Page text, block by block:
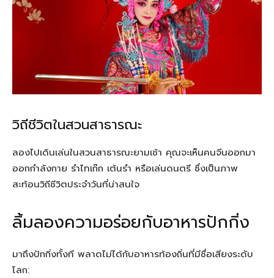
วิถีชีวิตในสวนสาธารณะ
ลองไปเดินเล่นในสวนสาธารณะยามเช้า คุณจะเห็นคนจีนออกมา
ออกกำลังกาย รำไทเก๊ก เต้นรำ หรือเล่นดนตรี ซึ่งเป็นภาพ
สะท้อนวิถีชีวิตประจำวันที่น่าสนใจ
ลิ้มลองความอร่อยกับอาหารปักกิ่ง
มาถึงปักกิ่งทั้งที พลาดไม่ได้กับอาหารท้องถิ่นที่มีชื่อเสียงระดับ
โลก: